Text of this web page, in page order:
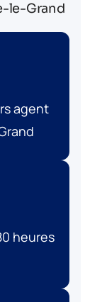
le-Grand
agent
heures